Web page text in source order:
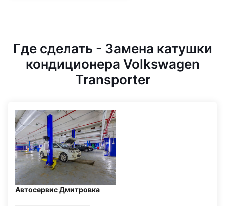
Где сделать - Замена катушки
кондиционера Volkswagen
Transporter
Автосервис Дмитровка